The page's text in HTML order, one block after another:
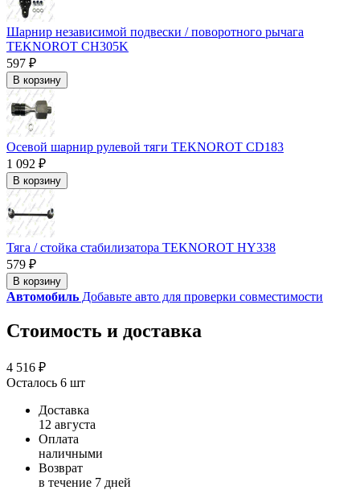
Шарнир независимой подвески / поворотного рычага
TEKNOROT CH305K
597 ₽
В корзину
Осевой шарнир рулевой тяги TEKNOROT CD183
1 092 ₽
В корзину
Тяга / стойка стабилизатора TEKNOROT HY338
579 ₽
В корзину
Автомобиль Добавьте авто для проверки совместимости
Стоимость и доставка
4 516 ₽
Осталось 6 шт
Доставка
12 августа
Оплата
наличными
Возврат
в течение 7 дней